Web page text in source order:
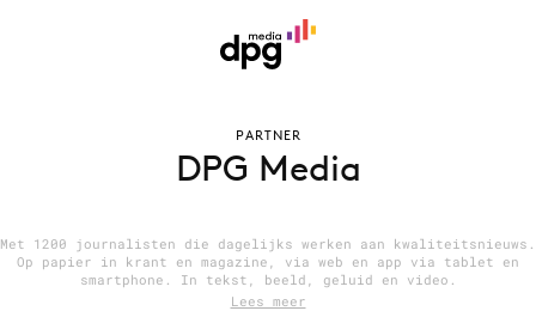
12 nov: MarketingLive!
PARTNER
DPG Media
Met 1200 journalisten die dagelijks werken aan kwaliteitsnieuws.
Op papier in krant en magazine, via web en app via tablet en
smartphone. In tekst, beeld, geluid en video.
Lees meer